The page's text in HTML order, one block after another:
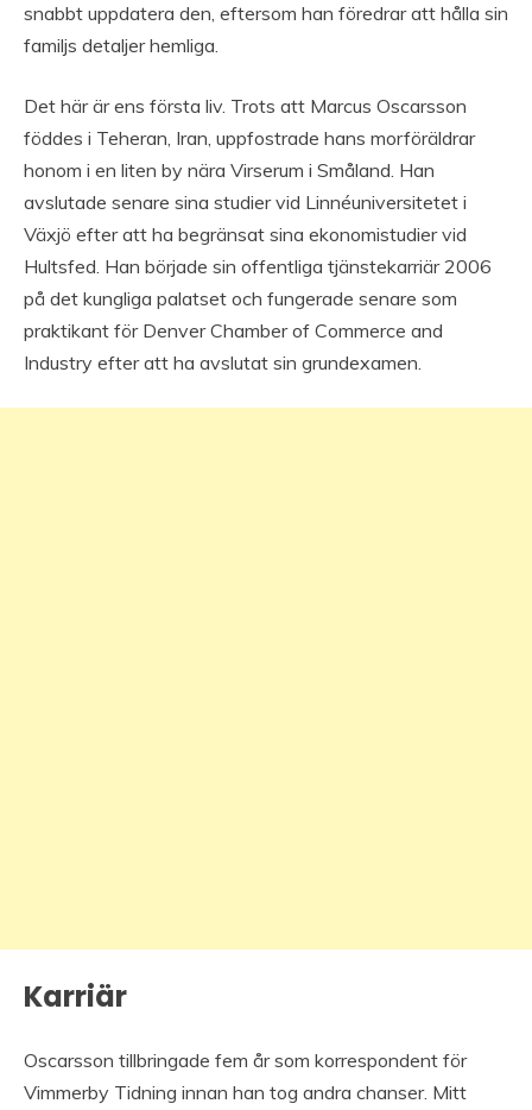
snabbt uppdatera den, eftersom han föredrar att hålla sin
familjs detaljer hemliga.
Det här är ens första liv. Trots att Marcus Oscarsson
föddes i Teheran, Iran, uppfostrade hans morföräldrar
honom i en liten by nära Virserum i Småland. Han
avslutade senare sina studier vid Linnéuniversitetet i
Växjö efter att ha begränsat sina ekonomistudier vid
Hultsfed. Han började sin offentliga tjänstekarriär 2006
på det kungliga palatset och fungerade senare som
praktikant för Denver Chamber of Commerce and
Industry efter att ha avslutat sin grundexamen.
Karriär
Oscarsson tillbringade fem år som korrespondent för
Vimmerby Tidning innan han tog andra chanser. Mitt